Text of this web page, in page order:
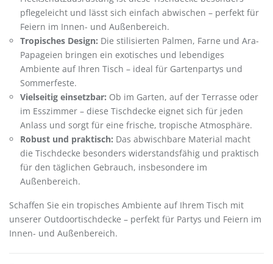
pflegeleicht und lässt sich einfach abwischen – perfekt für
Feiern im Innen- und Außenbereich.
Tropisches Design: Die stilisierten Palmen, Farne und Ara-
Papageien bringen ein exotisches und lebendiges
Ambiente auf Ihren Tisch – ideal für Gartenpartys und
Sommerfeste.
Vielseitig einsetzbar: Ob im Garten, auf der Terrasse oder
im Esszimmer – diese Tischdecke eignet sich für jeden
Anlass und sorgt für eine frische, tropische Atmosphäre.
Robust und praktisch: Das abwischbare Material macht
die Tischdecke besonders widerstandsfähig und praktisch
für den täglichen Gebrauch, insbesondere im
Außenbereich.
Schaffen Sie ein tropisches Ambiente auf Ihrem Tisch mit
unserer Outdoortischdecke – perfekt für Partys und Feiern im
Innen- und Außenbereich.